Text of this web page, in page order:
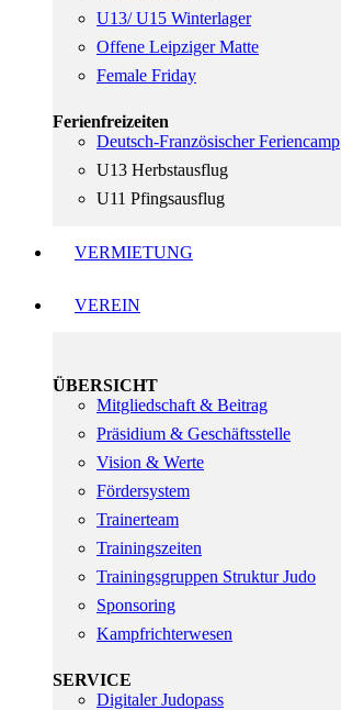
U13/ U15 Winterlager
Offene Leipziger Matte
Female Friday
Ferienfreizeiten
Deutsch-Französischer Feriencamp
U13 Herbstausflug
U11 Pfingsausflug
VERMIETUNG
VEREIN
ÜBERSICHT
Mitgliedschaft & Beitrag
Präsidium & Geschäftsstelle
Vision & Werte
Fördersystem
Trainerteam
Trainingszeiten
Trainingsgruppen Struktur Judo
Sponsoring
Kampfrichterwesen
SERVICE
Digitaler Judopass